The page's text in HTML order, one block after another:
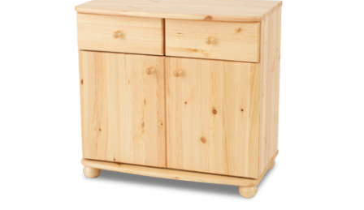
TOVÁBB OLVASOM